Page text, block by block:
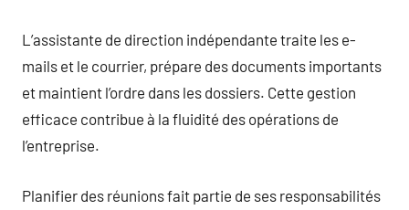
L’assistante de direction indépendante traite les e-
mails et le courrier, prépare des documents importants
et maintient l’ordre dans les dossiers. Cette gestion
efficace contribue à la fluidité des opérations de
l’entreprise.
Planifier des réunions fait partie de ses responsabilités